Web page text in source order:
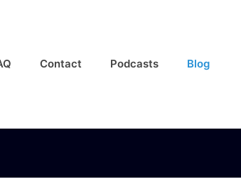
Contact Podcasts Blog